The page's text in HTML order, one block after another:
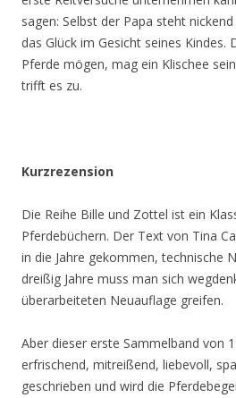
sagen: Selbst der Papa steht
das Glück im Gesicht seines Kindes.
Pferde mögen, mag ein Klischee
trifft es zu.
Kurzrezension
Die Reihe Bille und Zottel ist ein
Pferdebüchern. Der Text von Tina
in die Jahre gekommen, technische
dreißig Jahre muss man sich
überarbeiteten Neuauflage greifen.
Aber dieser erste Sammelband von
erfrischend, mitreißend, liebevoll,
geschrieben und wird die